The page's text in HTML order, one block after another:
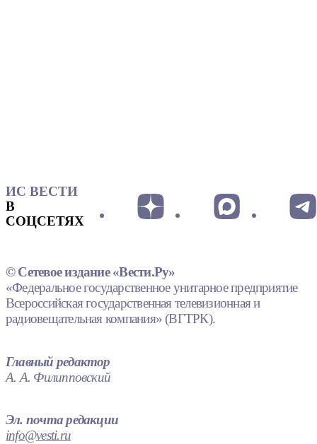
ИС ВЕСТИ
В
СОЦСЕТЯХ
© Сетевое издание «Вести.Ру»
«Федеральное государственное унитарное предприятие
Всероссийская государственная телевизионная и
радиовещательная компания» (ВГТРК).
Главный редактор
А. А. Филипповский
Эл. почта редакции
info@vesti.ru